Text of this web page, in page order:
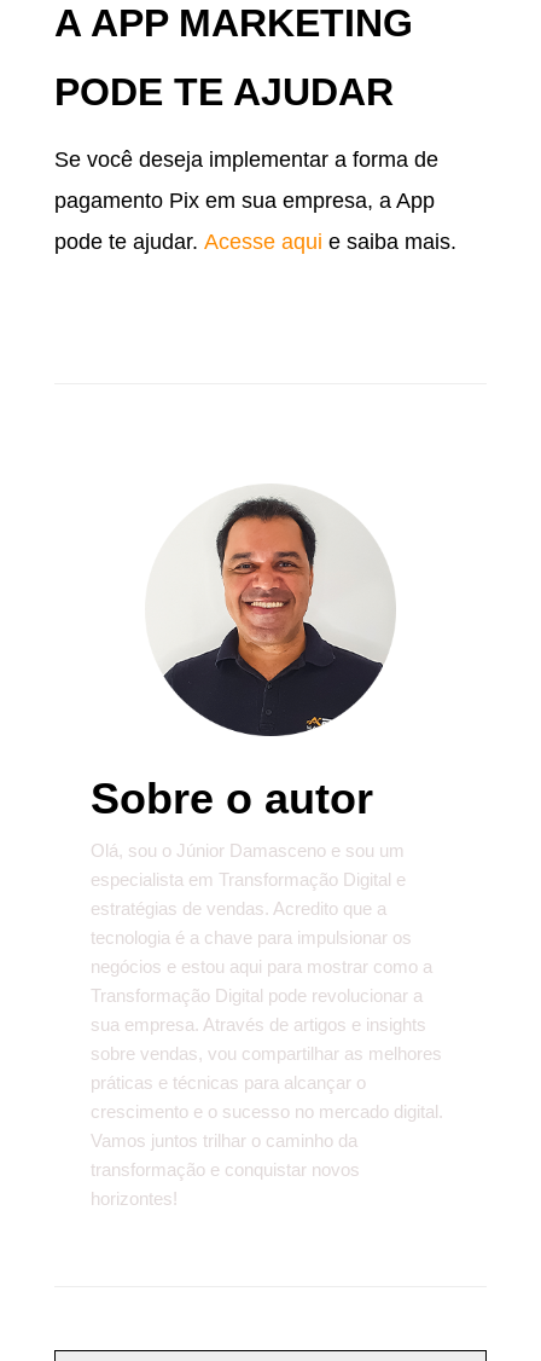
A APP MARKETING
PODE TE AJUDAR
Se você deseja implementar a forma de
pagamento Pix em sua empresa, a App
pode te ajudar. Acesse aqui e saiba mais.
Sobre o autor
Olá, sou o Júnior Damasceno e sou um
especialista em Transformação Digital e
estratégias de vendas. Acredito que a
tecnologia é a chave para impulsionar os
negócios e estou aqui para mostrar como a
Transformação Digital pode revolucionar a
sua empresa. Através de artigos e insights
sobre vendas, vou compartilhar as melhores
práticas e técnicas para alcançar o
crescimento e o sucesso no mercado digital.
Vamos juntos trilhar o caminho da
transformação e conquistar novos
horizontes!